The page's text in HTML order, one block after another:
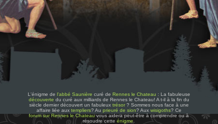
L'énigme de l'abbé Saunière curé de Rennes le Chateau : La fabuleuse
découverte du curé aux milliards de Rennes le Chateau! A t-il à la fin du
siècle dernier découvert un fabuleux trésor? Sommes nous face à une
affaire liée aux templiers? Au prieuré de sion? Aux wisigoths? Ce
forum sur Rennes le Chateauvous aidera peut-être à comprendre ou à
résoudre cetteénigme